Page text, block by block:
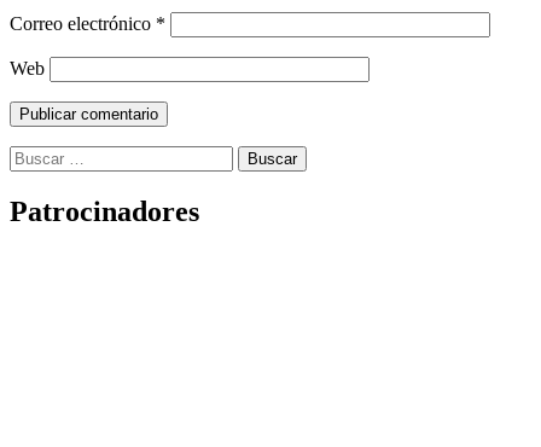
Correo electrónico *
Web
Buscar:
Patrocinadores